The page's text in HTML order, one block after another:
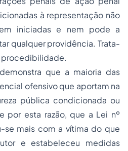
à representação não
iniciadas e nem pode a
qualquer providência. Trata-
procedibilidade.
que a maioria das
ofensivo que aportam na
pública condicionada ou
por esta razão, que a Lei nº
se mais com a vítima do que
e estabeleceu medidas